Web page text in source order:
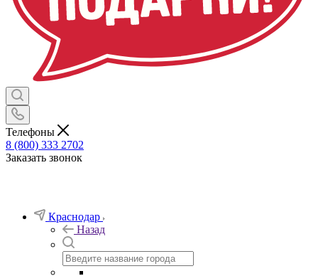
Телефоны
8 (800) 333 2702
Заказать звонок
Краснодар
Назад